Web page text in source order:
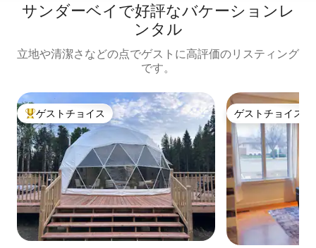
サンダーベイで好評なバケーションレ
ンタル
立地や清潔さなどの点でゲストに高評価のリスティング
です。
大好評のゲストチョイスです。
ゲストチョイス ゲストチョイス
ゲストチョイス